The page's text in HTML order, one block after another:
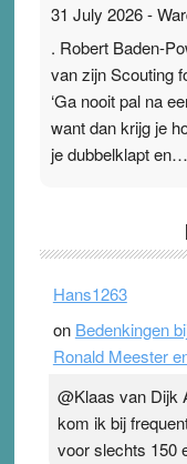
31 July 2026-
. Robert Baden-
van zijn Scouting
‘Ga nooit pal na
want dan krijg je
je dubbelklapt
topsporters. Ze
terwijl ze meer
pleister geen
Pleisterplakkers
Hans1263
on Bedenkingen
Ronald Meester
@Klaas van Dijk
kom ik bij
voor slechts 150